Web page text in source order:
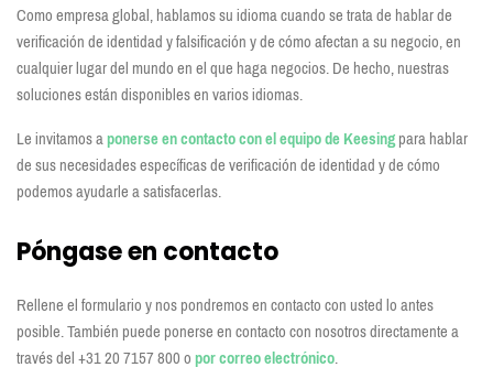
Como empresa global, hablamos su idioma cuando se trata de hablar de
verificación de identidad y falsificación y de cómo afectan a su negocio, en
cualquier lugar del mundo en el que haga negocios. De hecho, nuestras
soluciones están disponibles en varios idiomas.
Le invitamos aponerse en contacto con el equipo de Keesingpara hablar
de sus necesidades específicas de verificación de identidad y de cómo
podemos ayudarle a satisfacerlas.
Póngase en contacto
Rellene el formulario y nos pondremos en contacto con usted lo antes
posible. También puede ponerse en contacto con nosotros directamente a
través del +31 20 7157 800 opor correo electrónico.